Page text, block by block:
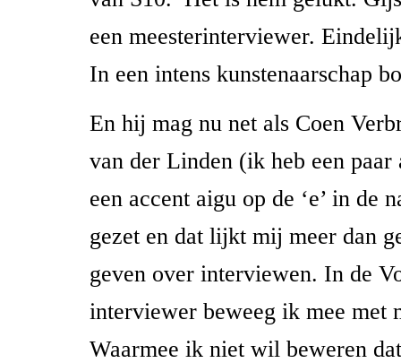
een meesterinterviewer.
In een intens kunstenaarschap
En hij mag nu net als Coen
van der Linden (ik heb een paar
een accent aigu op de ‘e’ in de
gezet en dat lijkt mij meer dan
geven over interviewen. In de
interviewer beweeg ik mee met
Waarmee ik niet wil beweren